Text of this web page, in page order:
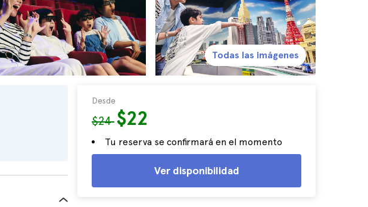
Desde
$24$22
Tu reserva se confirmará en el momento
Ver disponibilidad
Todas las imágenes